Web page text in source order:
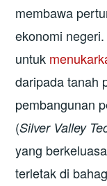
membawa
ekonomi
untuk
daripada tanah
pembangunan
(Silver Valley
yang
terletak di